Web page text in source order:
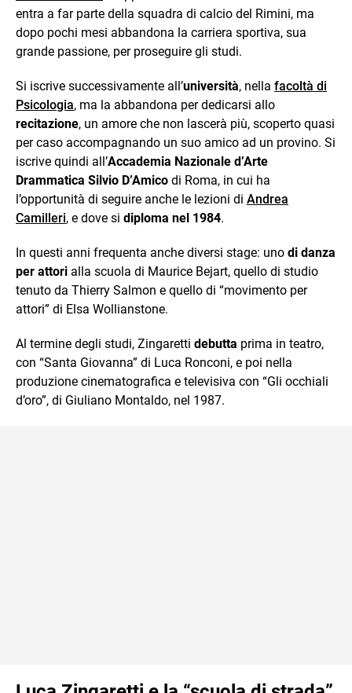
entra a far parte della squadra di calcio del Rimini, ma
dopo pochi mesi abbandona la carriera sportiva, sua
grande passione, per proseguire gli studi.
Si iscrive successivamente all’università, nella facoltà di
Psicologia, ma la abbandona per dedicarsi allo
recitazione, un amore che non lascerà più, scoperto quasi
per caso accompagnando un suo amico ad un provino. Si
iscrive quindi all’Accademia Nazionale d’Arte
Drammatica Silvio D’Amico di Roma, in cui ha
l’opportunità di seguire anche le lezioni di Andrea
Camilleri, e dove si diploma nel 1984.
In questi anni frequenta anche diversi stage: uno di danza
per attori alla scuola di Maurice Bejart, quello di studio
tenuto da Thierry Salmon e quello di “movimento per
attori” di Elsa Wollianstone.
Al termine degli studi, Zingaretti debutta prima in teatro,
con “Santa Giovanna” di Luca Ronconi, e poi nella
produzione cinematografica e televisiva con “Gli occhiali
d’oro”, di Giuliano Montaldo, nel 1987.